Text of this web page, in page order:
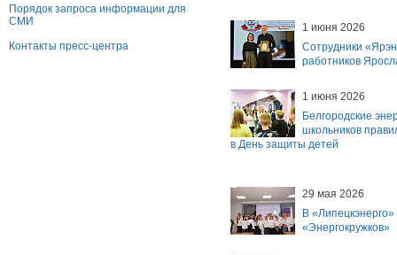
Порядок запроса информации для
СМИ
Контакты пресс-центра
1 июня 2026
Сотрудники
работников
1 июня 2026
Белгородские
школьников
в День защиты детей
29 мая 2026
В
«Энергокружков»